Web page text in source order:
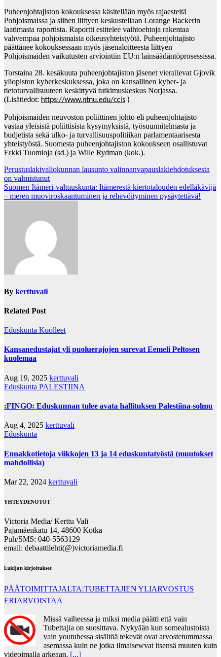
Puheenjohtajiston kokouksessa käsitellään myös rajaesteitä
Pohjoismaissa ja siihen liittyen keskustellaan Lorange Backerin
laatimasta raportista. Raportti esittelee vaihtoehtoja rakentaa
vahvempaa pohjoismaista oikeusyhteistyötä. Puheenjohtajisto
päättänee kokouksessaan myös jäsenaloitteesta liittyen
Pohjoismaiden vaikutusten arviointiin EU:n lainsäädäntöprosessissa.
Torstaina 28. kesäkuuta puheenjohtajiston jäsenet vierailevat Gjovik
yliopiston kyberkeskuksessa, joka on kansallinen kyber- ja
tietoturvallisuuteen keskittyvä tutkimuskeskus Norjassa.
(Lisätiedot: https://www.ntnu.edu/ccis )
Pohjoismaiden neuvoston poliittinen johto eli puheenjohtajisto
vastaa yleisistä poliittisista kysymyksistä, työsuunnitelmasta ja
budjetista sekä ulko- ja turvallisuuspolitiikan parlamentaarisesta
yhteistyöstä. Suomesta puheenjohtajiston kokoukseen osallistuvat
Erkki Tuomioja (sd.) ja Wille Rydman (kok.).
Post
navigation
Perustuslakivaliokunnan lausunto valinnanvapauslakiehdotuksesta
on valmistunut
Suomen Itämeri-valtuuskunta: Itämerestä kiertotalouden edelläkävijä
– meren muoviroskaantuminen ja rehevöityminen pysäytettävä!
By kerttuvali
Related Post
Eduskunta Kuolleet
Kansanedustajat yli puoluerajojen surevat Eemeli Peltosen
kuolemaa
Aug 19, 2025 kerttuvali
Eduskunta PALESTIINA
:FINGO: Eduskunnan tulee avata hallituksen Palestiina-solmu
Aug 4, 2025 kerttuvali
Eduskunta
Ennakkotietoja viikkojen 13 ja 14 eduskuntatyöstä (muutokset
mahdollisia)
Mar 22, 2024 kerttuvali
YHTEYDENOTOT
Victoria Media/ Kerttu Vali
Pajamäenkatu 14, 48600 Kotka
Puh/SMS: 040-5563129
email: debaattilehti(@)victoriamedia.fi
Lukijan kirjoitukset
PÄÄTOIMITTAJALTA:TUBETTAJIEN YLIARVOSTUS
ERIARVOISTAA
Missä vaiheessa ja miksi media päätti että vain
Tubettajia on suosittava. Nykyään kun somealustoista
vain youtubessa sisältöä tekevät ovat arvostetummassa
asemassa kuin ne jotka ilmaisewvat itsensä muuten kuin
videoimalla arkeaan. [...]